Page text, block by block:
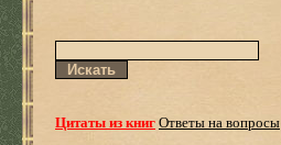
Цитаты из книгОтветы на вопросы